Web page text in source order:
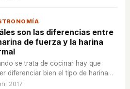
son las diferencias entre
de fuerza y la harina
se trata de cocinar hay que
diferenciar bien el tipo de harina
se debe utilizar, solo de esa manera
2017